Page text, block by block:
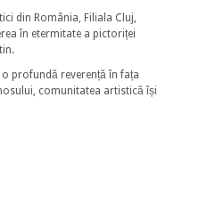
din România, Filiala Cluj,
în etermitate a pictoriței
profundă reverență în fața
comunitatea artistică își